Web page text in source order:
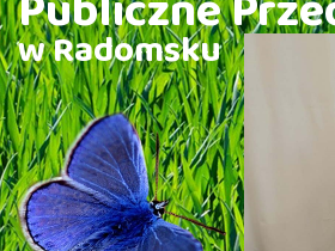
w Radomsku